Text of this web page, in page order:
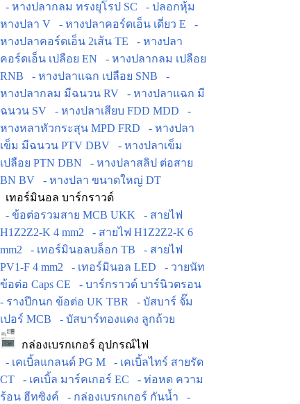
- หางปลากลม ทรงยุโรป SC
- ปลอกหุ้ม
หางปลา V
- หางปลาคอร์ดเอ็น เดี่ยว E
-
หางปลาคอร์ดเอ็น 2เส้น TE
- หางปลา
คอร์ดเอ็น เปลือย EN
- หางปลากลม เปลือย
RNB
- หางปลาแฉก เปลือย SNB
-
หางปลากลม มีฉนวน RV
- หางปลาแฉก มี
ฉนวน SV
- หางปลาเสียบ FDD MDD
-
หางหลาหัวกระสุน MPD FRD
- หางปลา
เข็ม มีฉนวน PTV DBV
- หางปลาเข็ม
เปลือย PTN DBN
- หางปลาสลิป ต่อสาย
BN BV
- หางปลา ขนาดใหญ่ DT
เทอร์มินอล บาร์กราวด์
- ข้อต่อรวมสาย MCB UKK
- สายไฟ
H1Z2Z2-K 4 mm2
- สายไฟ H1Z2Z2-K 6
mm2
- เทอร์มินอลบล็อก TB
- สายไฟ
PV1-F 4 mm2
- เทอร์มินอล LED
- วายนัท
ข้อต่อ Caps CE
- บาร์กราวด์ บาร์นิวตรอน
- รางปีกนก ข้อต่อ UK TBR
- บัสบาร์ จั๊ม
เปอร์ MCB
- บัสบาร์ทองแดง ลูกถ้วย
กล่องเบรกเกอร์ อุปกรณ์ไฟ
- เคเบิ้ลแกลนด์ PG M
- เคเบิ้ลไทร์ สายรัด
CT
- เคเบิ้ล มาร์คเกอร์ EC
- ท่อหด ความ
ร้อน ฮีทซิงค์
- กล่องเบรกเกอร์ กันน้ำ
-